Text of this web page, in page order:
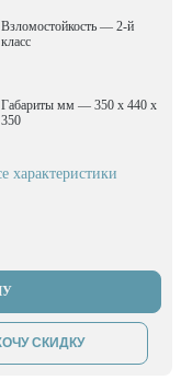
Взломостойкость — 2-й
класс
Габариты мм — 350 x 440 x
350
характеристики
СКИДКУ